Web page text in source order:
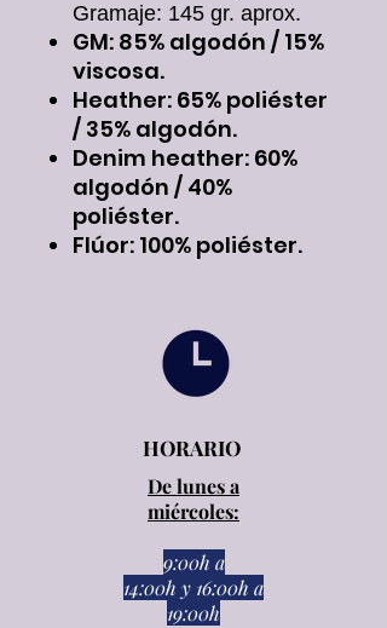
Gramaje: 145 gr. aprox.
GM: 85% algodón / 15%
viscosa.
Heather: 65% poliéster
/ 35% algodón.
Denim heather: 60%
algodón / 40%
poliéster.
Flúor: 100% poliéster.
HORARIO
De lunes a
miércoles:
9:00h a
14:00h y 16:00h a
19:00h